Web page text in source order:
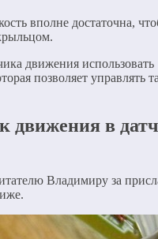
вполне достаточна,
движения использовать
позволяет управлять
движения в
Владимиру за